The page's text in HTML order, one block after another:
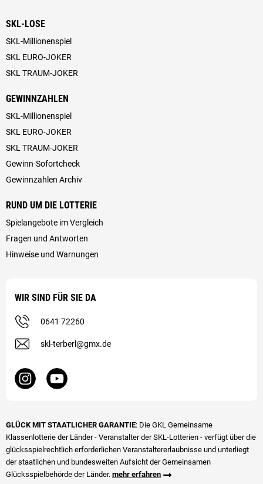
SKL-LOSE
SKL-Millionenspiel
SKL EURO-JOKER
SKL TRAUM-JOKER
GEWINNZAHLEN
SKL-Millionenspiel
SKL EURO-JOKER
SKL TRAUM-JOKER
Gewinn-Sofortcheck
Gewinnzahlen Archiv
RUND UM DIE LOTTERIE
Spielangebote im Vergleich
Fragen und Antworten
Hinweise und Warnungen
WIR SIND FÜR SIE DA
0641 72260
skl-terberl@gmx.de
GLÜCK MIT STAATLICHER GARANTIE: Die GKL Gemeinsame
Klassenlotterie der Länder - Veranstalter der SKL-Lotterien - verfügt über die
glücks­spiel­rechtlich erforderlichen Veranstalter­erlaubnisse und unterliegt
der staatlichen und bundesweiten Aufsicht der Gemeinsamen
Glücksspielbehörde der Länder. mehr erfahren